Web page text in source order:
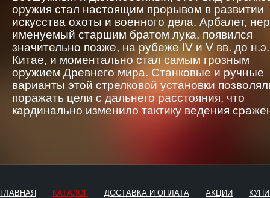
оружия стал настоящим прорывом в развитии
искусства охоты и военного дела. Арбалет,
именуемый старшим братом лука, появился
значительно позже, на рубеже IV и V вв. до
Китае, и моментально стал самым грозным
оружием Древнего мира. Станковые и ручные
варианты этой стрелковой установки
поражать цели с дальнего расстояния, что
кардинально изменило тактику ведения
ГЛАВНАЯ КАТАЛОГ ДОСТАВКА И ОПЛАТА АКЦИИ